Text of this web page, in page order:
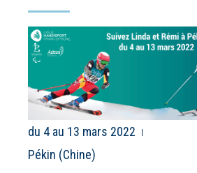
du 4 au 13 mars 2022
Pékin (Chine)